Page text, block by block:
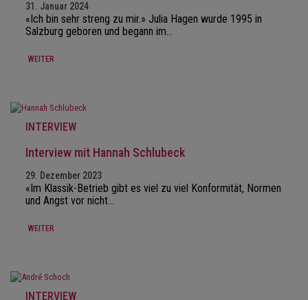
31. Januar 2024
«Ich bin sehr streng zu mir.» Julia Hagen wurde 1995 in
Salzburg geboren und begann im…
WEITER
INTERVIEW
Interview mit Hannah Schlubeck
29. Dezember 2023
«Im Klassik-Betrieb gibt es viel zu viel Konformität, Normen
und Angst vor nicht…
WEITER
INTERVIEW